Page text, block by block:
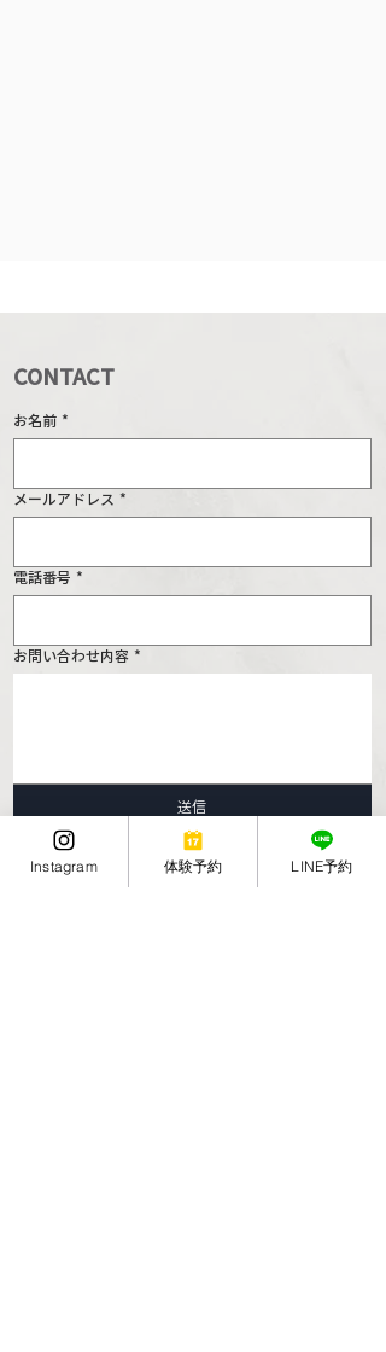
CONTACT
お名前 *
メールアドレス *
電話番号 *
お問い合わせ内容 *
送信
Instagram 体験予約 LINE予約